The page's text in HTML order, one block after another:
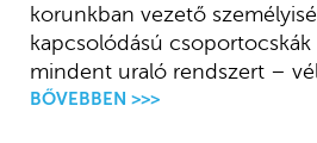
korunkban vezető
kapcsolódású
mindent uraló rendszert –
BŐVEBBEN >>>